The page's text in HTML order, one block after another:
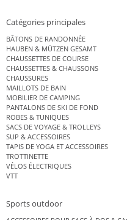
Catégories principales
BÂTONS DE RANDONNÉE
HAUBEN & MÜTZEN GESAMT
CHAUSSETTES DE COURSE
CHAUSSETTES & CHAUSSONS
CHAUSSURES
MAILLOTS DE BAIN
MOBILIER DE CAMPING
PANTALONS DE SKI DE FOND
ROBES & TUNIQUES
SACS DE VOYAGE & TROLLEYS
SUP & ACCESSOIRES
TAPIS DE YOGA ET ACCESSOIRES
TROTTINETTE
VÉLOS ÉLECTRIQUES
VTT
Sports outdoor